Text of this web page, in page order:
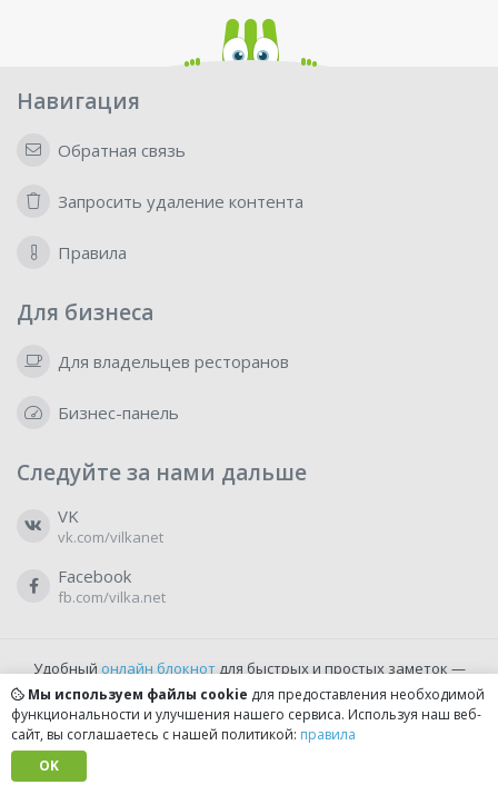
Навигация
Обратная связь
Запросить удаление контента
Правила
Для бизнеса
Для владельцев ресторанов
Бизнес-панель
Следуйте за нами дальше
VK
vk.com/vilkanet
Facebook
fb.com/vilka.net
Удобный онлайн блокнотдля быстрых и простых заметок —
бесплатно и доступно прямо из браузера.
Мы используем файлы cookie для предоставления необходимой
функциональности и улучшения нашего сервиса. Используя наш веб-
сайт, вы соглашаетесь с нашей политикой: правила
OK